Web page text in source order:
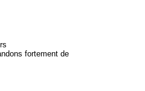
fortement de